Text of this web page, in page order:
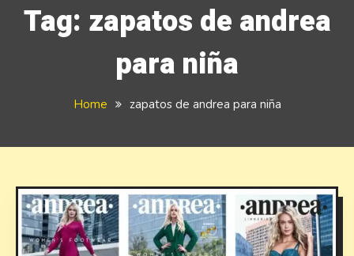
Tag: zapatos de andrea
para niña
Home zapatos de andrea para niña